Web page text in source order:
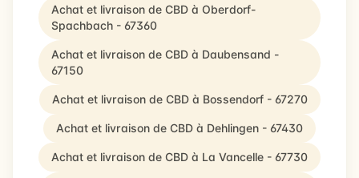
Achat et livraison de CBD à Oberdorf-
Spachbach - 67360
Achat et livraison de CBD à Daubensand -
67150
Achat et livraison de CBD à Bossendorf - 67270
Achat et livraison de CBD à Dehlingen - 67430
Achat et livraison de CBD à La Vancelle - 67730